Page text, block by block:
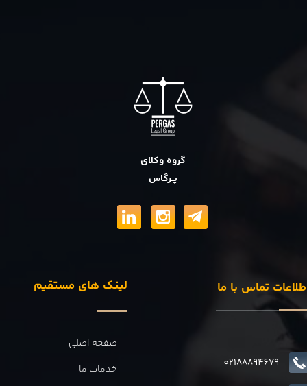
گروه وکلای
پــرگاس
لینک های مستقیم
صفحه اصلی
خدمات ما
تماس با ما
02188894679